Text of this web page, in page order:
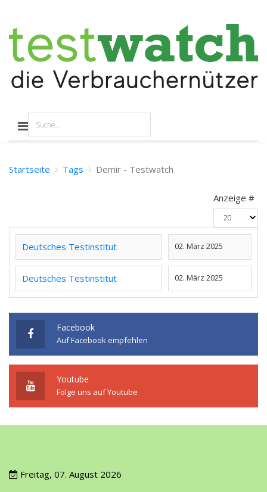
Startseite Tags Demir - Testwatch
Anzeige #
Deutsches Testinstitut 02. März 2025
Deutsches Testinstitut 02. März 2025
Facebook
Auf Facebook empfehlen
Youtube
Folge uns auf Youtube
Freitag, 07. August 2026